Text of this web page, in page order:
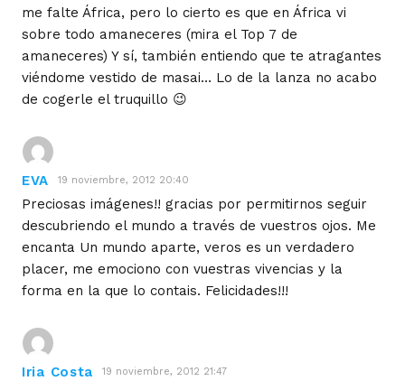
me falte África, pero lo cierto es que en África vi
sobre todo amaneceres (mira el Top 7 de
amaneceres) Y sí, también entiendo que te atragantes
viéndome vestido de masai… Lo de la lanza no acabo
de cogerle el truquillo 😉
EVA 19 noviembre, 2012 20:40
Preciosas imágenes!! gracias por permitirnos seguir
descubriendo el mundo a través de vuestros ojos. Me
encanta Un mundo aparte, veros es un verdadero
placer, me emociono con vuestras vivencias y la
forma en la que lo contais. Felicidades!!!
Iria Costa 19 noviembre, 2012 21:47